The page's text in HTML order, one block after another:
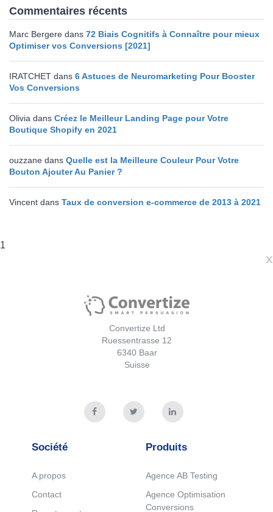
Commentaires récents
Marc Bergere dans 72 Biais Cognitifs à Connaître pour mieux
Optimiser vos Conversions [2021]
IRATCHET dans 6 Astuces de Neuromarketing Pour Booster
Vos Conversions
Olivia dans Créez le Meilleur Landing Page pour Votre
Boutique Shopify en 2021
ouzzane dans Quelle est la Meilleure Couleur Pour Votre
Bouton Ajouter Au Panier ?
Vincent dans Taux de conversion e-commerce de 2013 à 2021
1
x
Convertize Ltd
Ruessentrasse 12
6340 Baar
Suisse
Société
A propos
Contact
Produits
Agence AB Testing
Agence Optimisation
Conversions